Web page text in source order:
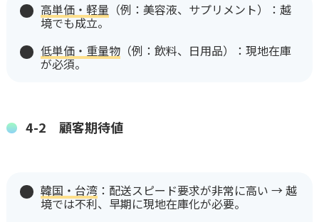
高単価・軽量 （例：美容液、サプリメント）：越
境でも成立。
低単価・重量物（例：飲料、日用品）：現地在庫
が必須。
4-2 顧客期待値
韓国・台湾：配送スピード要求が非常に高い → 越
境では不利、早期に現地在庫化が必要。